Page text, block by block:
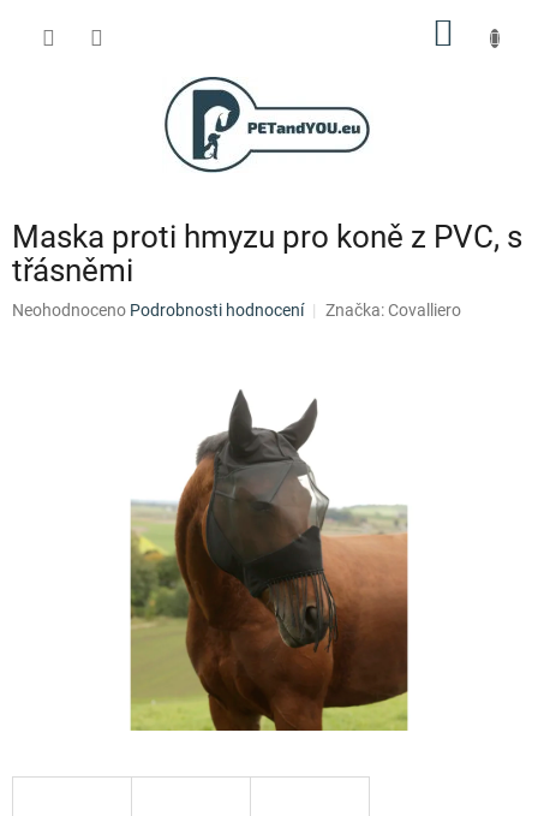
Maska proti hmyzu pro koně z PVC, s
třásněmi
Průměrné
Neohodnoceno Podrobnosti hodnocení Značka:Covalliero